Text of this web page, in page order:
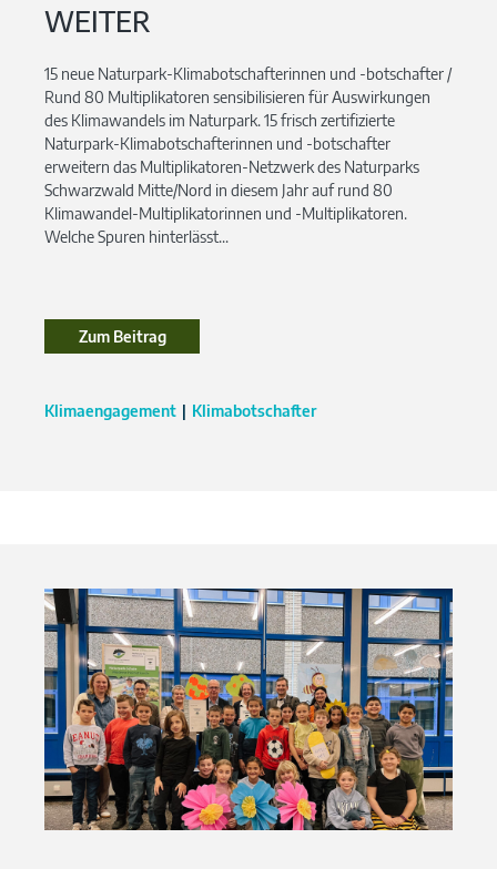
WEITER
15 neue Naturpark-Klimabotschafterinnen und -botschafter /
Rund 80 Multiplikatoren sensibilisieren für Auswirkungen
des Klimawandels im Naturpark. 15 frisch zertifizierte
Naturpark-Klimabotschafterinnen und -botschafter
erweitern das Multiplikatoren-Netzwerk des Naturparks
Schwarzwald Mitte/Nord in diesem Jahr auf rund 80
Klimawandel-Multiplikatorinnen und -Multiplikatoren.
Welche Spuren hinterlässt...
Zum BeitragZum Beitrag
Klimaengagement Klimabotschafter